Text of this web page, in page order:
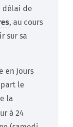
délai de
, au cours
sur sa
en Jours
le
la
à 24